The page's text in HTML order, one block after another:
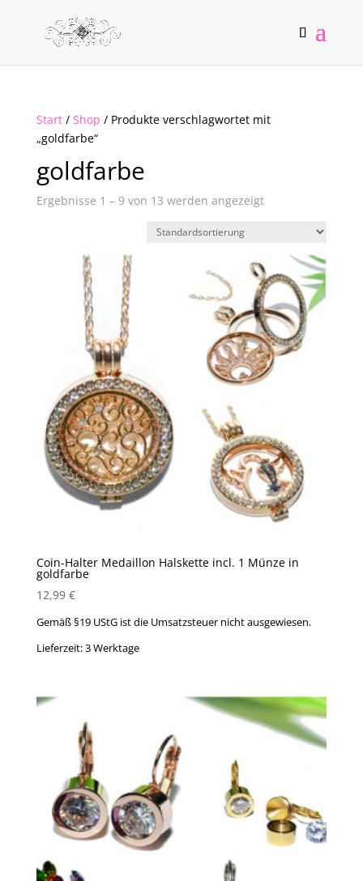
Start/ Shop / Produkte verschlagwortet mit
„goldfarbe“
goldfarbe
Ergebnisse 1 – 9 von 13 werden angezeigt
Coin-Halter Medaillon Halskette incl. 1 Münze in
goldfarbe
12,99 €
Gemäß §19 UStG ist die Umsatzsteuer nicht ausgewiesen.
Lieferzeit:3 Werktage